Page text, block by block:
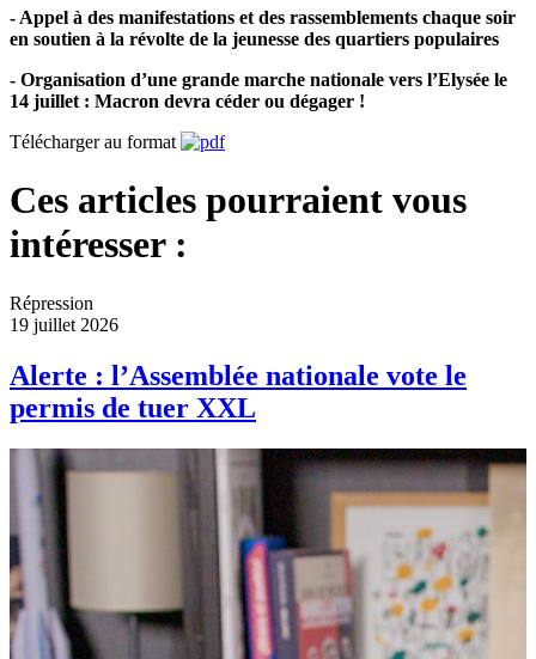
- Appel à des manifestations et des rassemblements chaque soir
en soutien à la révolte de la jeunesse des quartiers populaires
- Organisation d’une grande marche nationale vers l’Elysée le
14 juillet : Macron devra céder ou dégager !
Télécharger au format
Ces articles pourraient vous
intéresser :
Répression
19 juillet 2026
Alerte : l’Assemblée nationale vote le
permis de tuer XXL